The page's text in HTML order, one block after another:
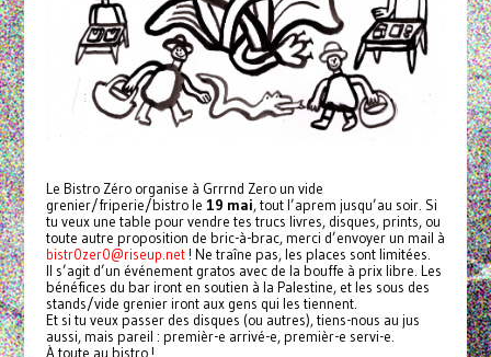
Le Bistro Zéro organise à Grrrnd Zero un vide
grenier/friperie/bistro le 19 mai, tout l’aprem jusqu’au soir. Si
tu veux une table pour vendre tes trucs livres, disques, prints, ou
toute autre proposition de bric-à-brac, merci d’envoyer un mail à
bistr0zer0@riseup.net! Ne traîne pas, les places sont limitées.
Il s’agit d’un événement gratos avec de la bouffe à prix libre. Les
bénéfices du bar iront en soutien à la Palestine, et les sous des
stands/vide grenier iront aux gens qui les tiennent.
Et si tu veux passer des disques (ou autres), tiens-nous au jus
aussi, mais pareil : premièr-e arrivé-e, premièr-e servi-e.
À toute au bistro !